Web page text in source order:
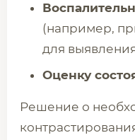
(например,
для
Оценку
Решение о